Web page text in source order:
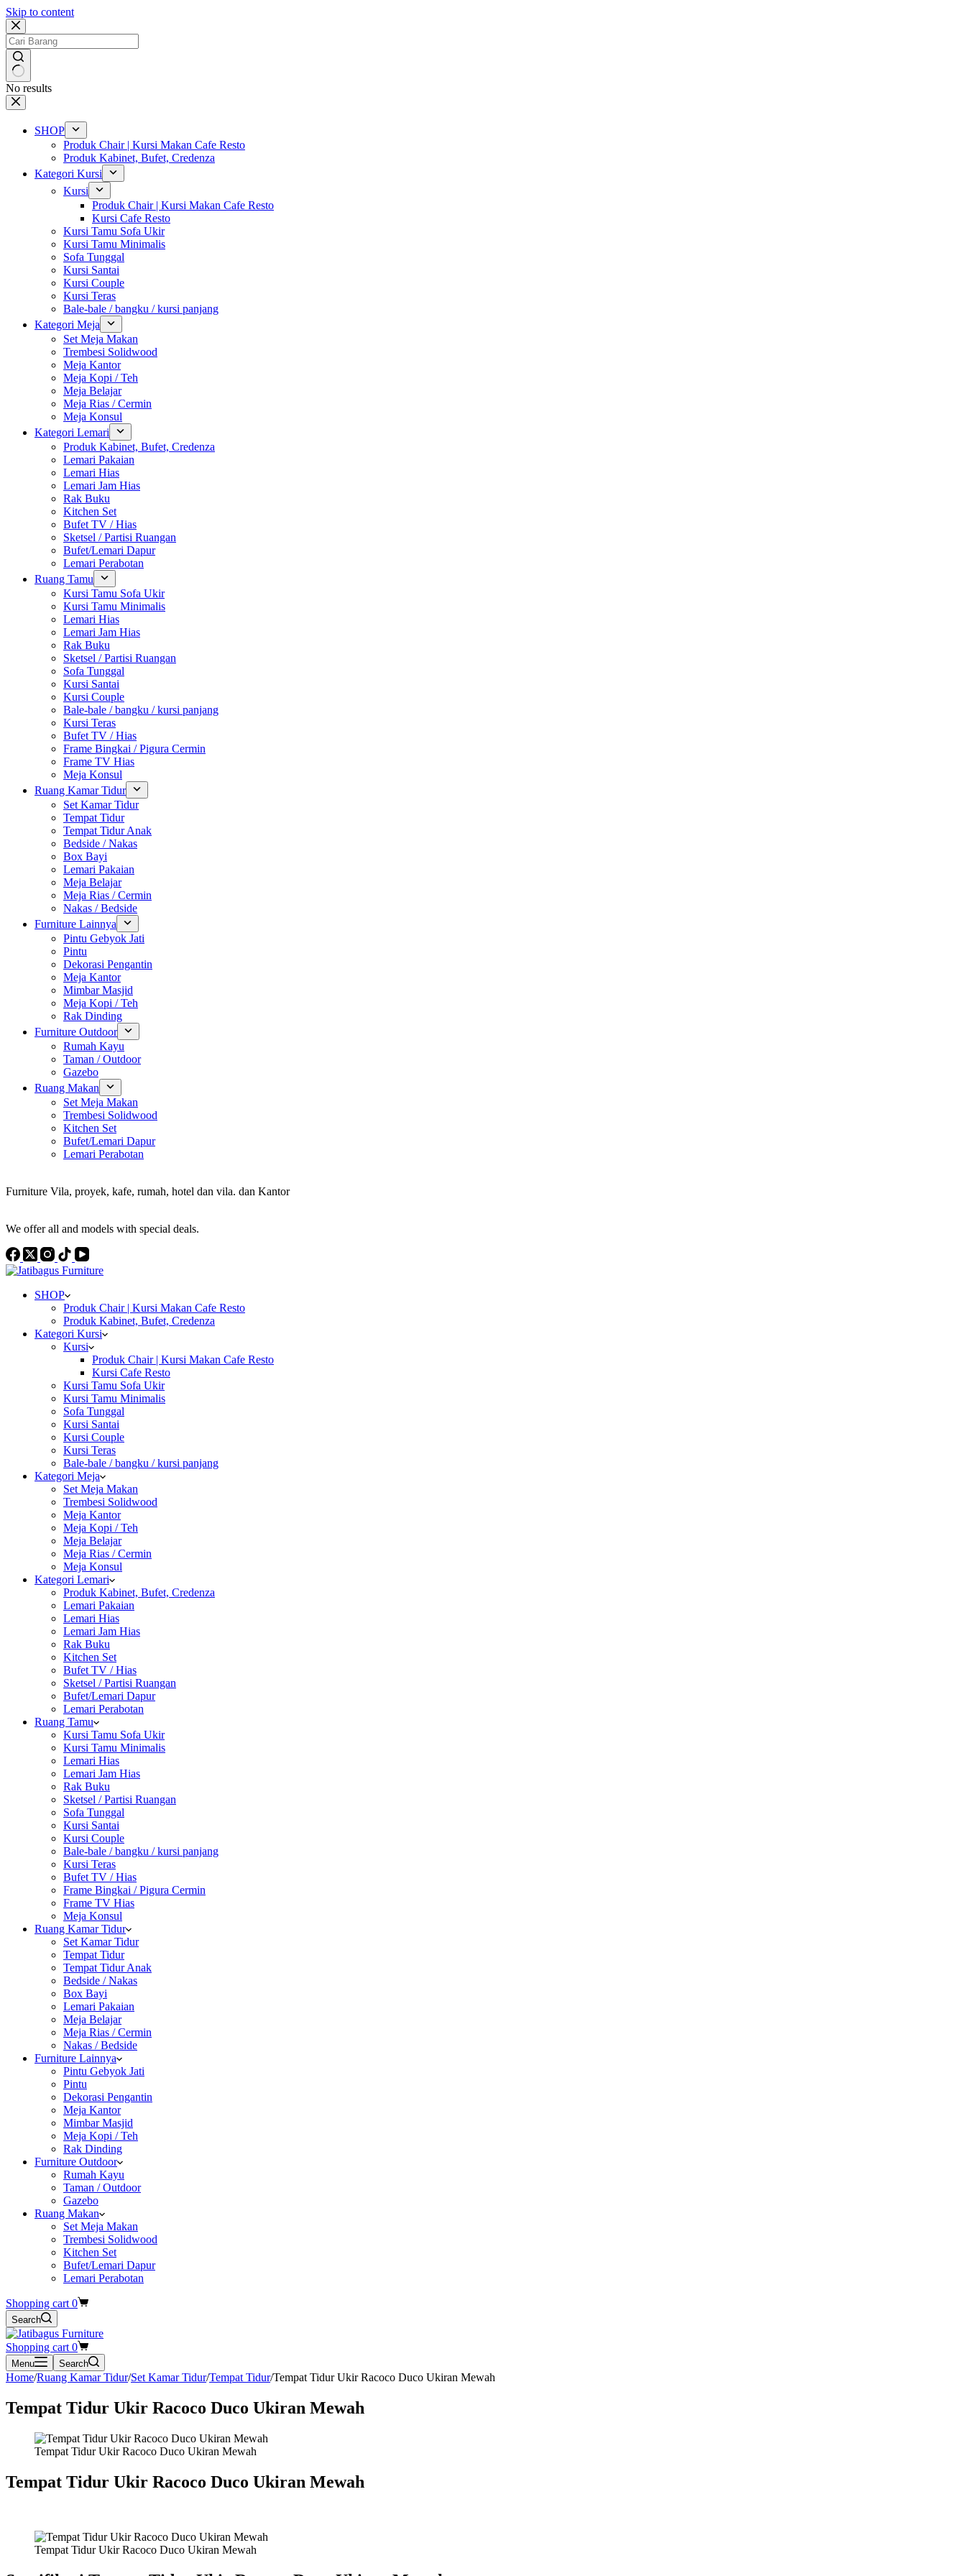
Skip to content
No results
SHOP
Produk Chair | Kursi Makan Cafe Resto
Produk Kabinet, Bufet, Credenza
Kategori Kursi
Kursi
Produk Chair | Kursi Makan Cafe Resto
Kursi Cafe Resto
Kursi Tamu Sofa Ukir
Kursi Tamu Minimalis
Sofa Tunggal
Kursi Santai
Kursi Couple
Kursi Teras
Bale-bale / bangku / kursi panjang
Kategori Meja
Set Meja Makan
Trembesi Solidwood
Meja Kantor
Meja Kopi / Teh
Meja Belajar
Meja Rias / Cermin
Meja Konsul
Kategori Lemari
Produk Kabinet, Bufet, Credenza
Lemari Pakaian
Lemari Hias
Lemari Jam Hias
Rak Buku
Kitchen Set
Bufet TV / Hias
Sketsel / Partisi Ruangan
Bufet/Lemari Dapur
Lemari Perabotan
Ruang Tamu
Kursi Tamu Sofa Ukir
Kursi Tamu Minimalis
Lemari Hias
Lemari Jam Hias
Rak Buku
Sketsel / Partisi Ruangan
Sofa Tunggal
Kursi Santai
Kursi Couple
Bale-bale / bangku / kursi panjang
Kursi Teras
Bufet TV / Hias
Frame Bingkai / Pigura Cermin
Frame TV Hias
Meja Konsul
Ruang Kamar Tidur
Set Kamar Tidur
Tempat Tidur
Tempat Tidur Anak
Bedside / Nakas
Box Bayi
Lemari Pakaian
Meja Belajar
Meja Rias / Cermin
Nakas / Bedside
Furniture Lainnya
Pintu Gebyok Jati
Pintu
Dekorasi Pengantin
Meja Kantor
Mimbar Masjid
Meja Kopi / Teh
Rak Dinding
Furniture Outdoor
Rumah Kayu
Taman / Outdoor
Gazebo
Ruang Makan
Set Meja Makan
Trembesi Solidwood
Kitchen Set
Bufet/Lemari Dapur
Lemari Perabotan
Furniture Vila, proyek, kafe, rumah, hotel dan vila. dan Kantor
We offer all and models with special deals.
SHOP
Produk Chair | Kursi Makan Cafe Resto
Produk Kabinet, Bufet, Credenza
Kategori Kursi
Kursi
Produk Chair | Kursi Makan Cafe Resto
Kursi Cafe Resto
Kursi Tamu Sofa Ukir
Kursi Tamu Minimalis
Sofa Tunggal
Kursi Santai
Kursi Couple
Kursi Teras
Bale-bale / bangku / kursi panjang
Kategori Meja
Set Meja Makan
Trembesi Solidwood
Meja Kantor
Meja Kopi / Teh
Meja Belajar
Meja Rias / Cermin
Meja Konsul
Kategori Lemari
Produk Kabinet, Bufet, Credenza
Lemari Pakaian
Lemari Hias
Lemari Jam Hias
Rak Buku
Kitchen Set
Bufet TV / Hias
Sketsel / Partisi Ruangan
Bufet/Lemari Dapur
Lemari Perabotan
Ruang Tamu
Kursi Tamu Sofa Ukir
Kursi Tamu Minimalis
Lemari Hias
Lemari Jam Hias
Rak Buku
Sketsel / Partisi Ruangan
Sofa Tunggal
Kursi Santai
Kursi Couple
Bale-bale / bangku / kursi panjang
Kursi Teras
Bufet TV / Hias
Frame Bingkai / Pigura Cermin
Frame TV Hias
Meja Konsul
Ruang Kamar Tidur
Set Kamar Tidur
Tempat Tidur
Tempat Tidur Anak
Bedside / Nakas
Box Bayi
Lemari Pakaian
Meja Belajar
Meja Rias / Cermin
Nakas / Bedside
Furniture Lainnya
Pintu Gebyok Jati
Pintu
Dekorasi Pengantin
Meja Kantor
Mimbar Masjid
Meja Kopi / Teh
Rak Dinding
Furniture Outdoor
Rumah Kayu
Taman / Outdoor
Gazebo
Ruang Makan
Set Meja Makan
Trembesi Solidwood
Kitchen Set
Bufet/Lemari Dapur
Lemari Perabotan
Shopping cart 0
Search
Shopping cart 0
Menu Search
Home/Ruang Kamar Tidur/Set Kamar Tidur/Tempat Tidur/Tempat Tidur Ukir Racoco Duco Ukiran Mewah
Tempat Tidur Ukir Racoco Duco Ukiran Mewah
Tempat Tidur Ukir Racoco Duco Ukiran Mewah
Tempat Tidur Ukir Racoco Duco Ukiran Mewah
Tempat Tidur Ukir Racoco Duco Ukiran Mewah